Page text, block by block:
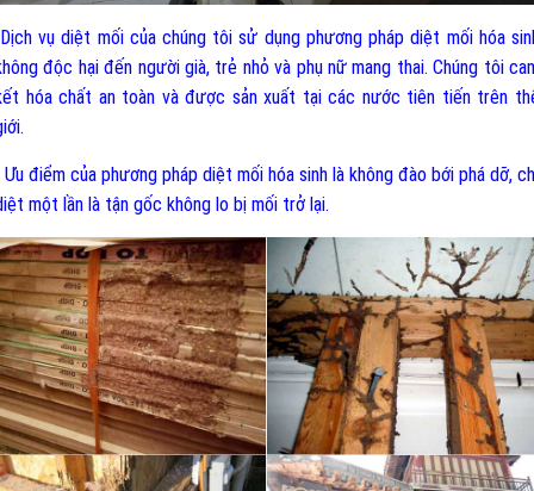
vụ diệt mối của chúng tôi sử dụng phương pháp diệt mối hóa
độc hại đến người già, trẻ nhỏ và phụ nữ mang thai. Chúng tôi
hóa chất an toàn và được sản xuất tại các nước tiên tiến trên
Ưu điểm của phương pháp diệt mối hóa sinh là không đào bới phá dỡ,
một lần là tận gốc không lo bị mối trở lại.